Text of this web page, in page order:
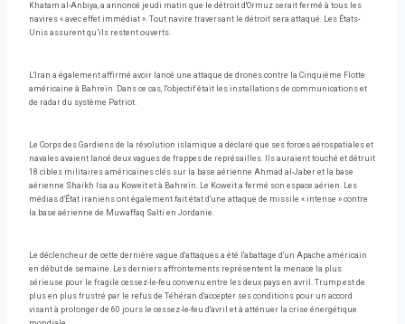
Khatam al-Anbiya, a annoncé jeudi matin que le détroit d'Ormuz serait fermé à tous les
navires « avec effet immédiat ». Tout navire traversant le détroit sera attaqué. Les États-
Unis assurent qu’ils restent ouverts.
L'Iran a également affirmé avoir lancé une attaque de drones contre la Cinquième Flotte
américaine à Bahreïn. Dans ce cas, l'objectif était les installations de communications et
de radar du système Patriot.
Le Corps des Gardiens de la révolution islamique a déclaré que ses forces aérospatiales et
navales avaient lancé deux vagues de frappes de représailles. Ils auraient touché et détruit
18 cibles militaires américaines clés sur la base aérienne Ahmad al-Jaber et la base
aérienne Shaikh Isa au Koweït et à Bahreïn. Le Koweït a fermé son espace aérien. Les
médias d'État iraniens ont également fait état d'une attaque de missile « intense » contre
la base aérienne de Muwaffaq Salti en Jordanie.
Le déclencheur de cette dernière vague d'attaques a été l'abattage d'un Apache américain
en début de semaine. Les derniers affrontements représentent la menace la plus
sérieuse pour le fragile cessez-le-feu convenu entre les deux pays en avril. Trump est de
plus en plus frustré par le refus de Téhéran d'accepter ses conditions pour un accord
visant à prolonger de 60 jours le cessez-le-feu d'avril et à atténuer la crise énergétique